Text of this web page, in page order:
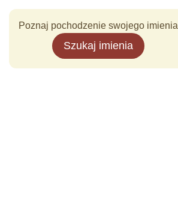
Poznaj pochodzenie swojego imienia
Szukaj imienia